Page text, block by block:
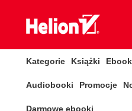
Kategorie Książki
Audiobooki Promocje
Darmowe ebooki